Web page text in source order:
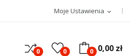
Moje Ustawienia expand_more
0 0,00 zł
0
0